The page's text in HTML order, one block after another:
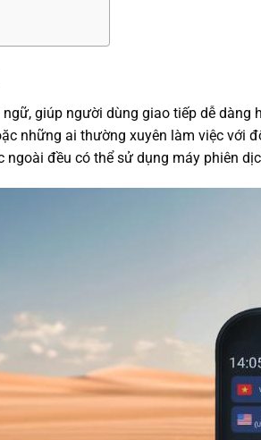
giúp người dùng giao tiếp dễ
những ai thường xuyên làm việc với
đều có thể sử dụng máy phiên